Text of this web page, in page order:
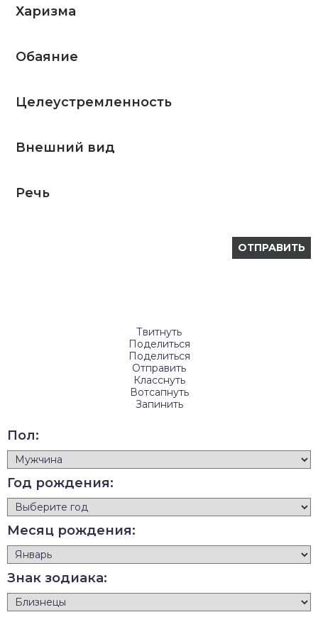
Харизма
Обаяние
Целеустремленность
Внешний вид
Речь
Твитнуть
Поделиться
Поделиться
Отправить
Класснуть
Вотсапнуть
Запинить
Пол:
Год рождения:
Месяц рождения:
Знак зодиака: